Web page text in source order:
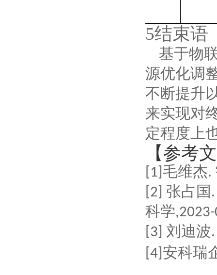
5结束语
基于物
源优化调
不断提升
来实现对
定程度上
【参考
[1]毛维杰
[2] 张占
科学
[3] 刘迪
[4] 安科瑞